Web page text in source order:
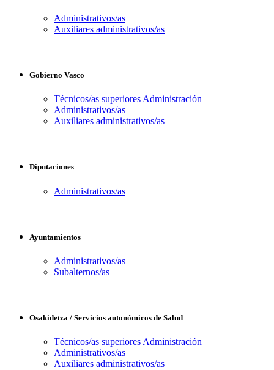
Administrativos/as
Auxiliares administrativos/as
Gobierno Vasco
Técnicos/as superiores Administración
Administrativos/as
Auxiliares administrativos/as
Diputaciones
Administrativos/as
Ayuntamientos
Administrativos/as
Subalternos/as
Osakidetza / Servicios autonómicos de Salud
Técnicos/as superiores Administración
Administrativos/as
Auxiliares administrativos/as